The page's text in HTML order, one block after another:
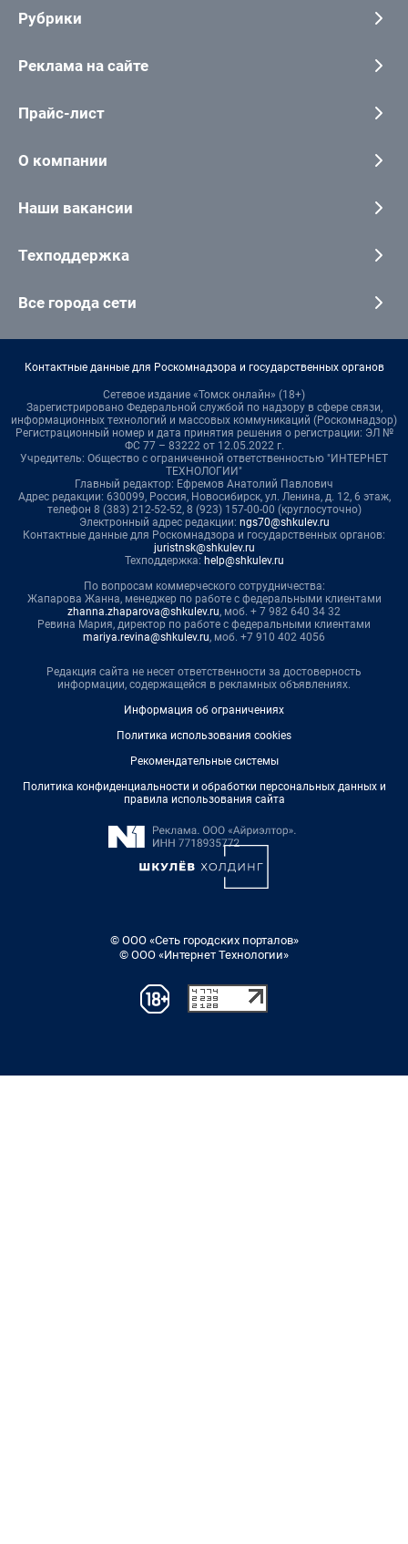
Рубрики
Реклама на сайте
Прайс-лист
О компании
Наши вакансии
Техподдержка
Все города сети
Контактные данные для Роскомнадзора и государственных органов
Сетевое издание «Томск онлайн» (18+)
Зарегистрировано Федеральной службой по надзору в сфере связи,
информационных технологий и массовых коммуникаций (Роскомнадзор)
Регистрационный номер и дата принятия решения о регистрации: ЭЛ №
ФС 77 – 83222 от 12.05.2022 г.
Учредитель: Общество с ограниченной ответственностью "ИНТЕРНЕТ
ТЕХНОЛОГИИ"
Главный редактор: Ефремов Анатолий Павлович
Адрес редакции: 630099, Россия, Новосибирск, ул. Ленина, д. 12, 6 этаж,
телефон 8 (383) 212-52-52, 8 (923) 157-00-00 (круглосуточно)
Электронный адрес редакции: ngs70@shkulev.ru
Контактные данные для Роскомнадзора и государственных органов:
juristnsk@shkulev.ru
Техподдержка: help@shkulev.ru
По вопросам коммерческого сотрудничества:
Жапарова Жанна, менеджер по работе с федеральными клиентами
zhanna.zhaparova@shkulev.ru, моб. + 7 982 640 34 32
Ревина Мария, директор по работе с федеральными клиентами
mariya.revina@shkulev.ru, моб. +7 910 402 4056
Редакция сайта не несет ответственности за достоверность
информации, содержащейся в рекламных объявлениях.
Информация об ограничениях
Политика использования cookies
Рекомендательные системы
Политика конфиденциальности и обработки персональных данных и
правила использования сайта
© ООО «Сеть городских порталов»
© ООО «Интернет Технологии»